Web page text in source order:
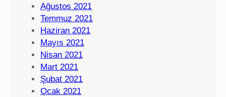
Ağustos 2021
Temmuz 2021
Haziran 2021
Mayıs 2021
Nisan 2021
Mart 2021
Şubat 2021
Ocak 2021